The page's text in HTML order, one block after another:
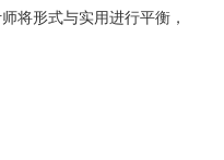
将形式与实用进行平衡，